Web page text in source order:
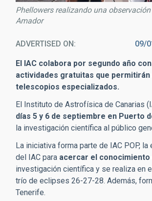
Phellowers realizando una
Amador
ADVERTISED ON 09/
El IAC colabora por segundo año
actividades gratuitas que
telescopios especializados.
El Instituto de Astrofísica de Canarias
días 5 y 6 de septiembre en Puerto
la investigación científica al público
La iniciativa forma parte de IAC POP,
del IAC para acercar el
investigación científica y se realiza en
trío de eclipses 26-27-28. Además,
Tenerife.